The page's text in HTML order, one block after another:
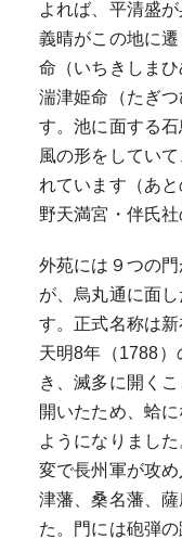
よれば、平清盛
義晴がこの地に
命（いちきしま
湍津姫命（たぎ
す。池に面する
風の形をしてい
れています（あ
野天満宮・伴氏社
外苑には９つの
が、烏丸通に面し
す。正式名称は
天明8年（1788）
き、滅多に開く
開いたため、蛤
ようになりまし
変で長州軍が攻
津藩、桑名藩、
た。門には砲弾